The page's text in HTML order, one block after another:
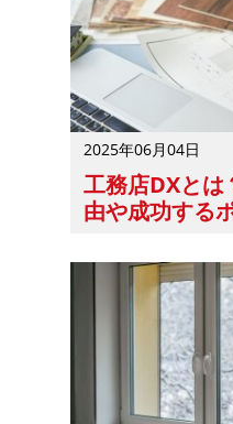
2025年06月04日
工務店DXとは
由や成功する